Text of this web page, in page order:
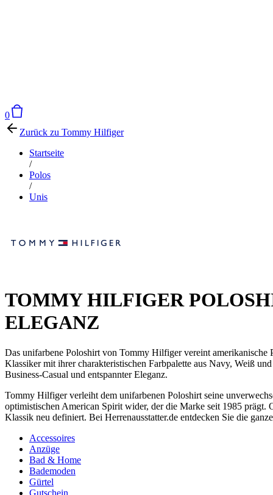
0
Zurück zu Tommy Hilfiger
Startseite
/
Polos
/
Unis
TOMMY HILFIGER
ELEGANZ
Das unifarbene Poloshirt von Tommy Hilfiger vereint
Klassiker mit ihrer charakteristischen Farbpalette aus Navy, Weiß
Business-Casual und entspannter Eleganz.
Tommy Hilfiger verleiht dem unifarbenen Poloshirt seine
optimistischen American Spirit wider, der die Marke seit 1985 prägt.
Klassik neu definiert. Bei Herrenausstatter.de entdecken Sie die
Accessoires
Anzüge
Bad & Home
Bademoden
Gürtel
Gutschein